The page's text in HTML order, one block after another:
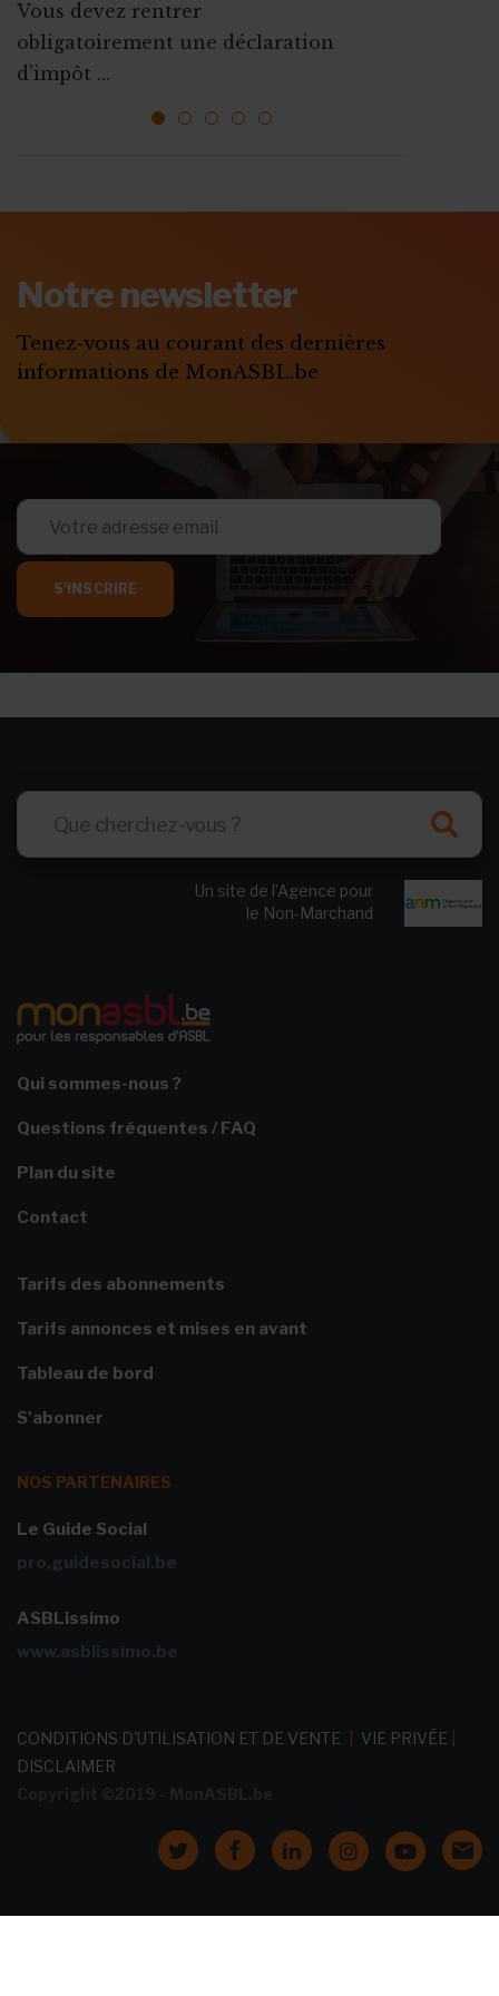
Vous devez rentrer
obligatoirement une déclaration
d’impôt ...
Que ce soit pour augmenter vos
ressources, vous faire connaî...
La plupart des mesures d’aides à
l’emploi sont mises ...
1 2 3 4
S'ABONNER
Notre newsletter
Tenez-vous au courant des dernières
informations de MonASBL.be
S'INSCRIRE
Un site de l’Agence pour
le Non-Marchand
Qui sommes-nous ?
Questions fréquentes / FAQ
Plan du site
Contact
Tarifs des abonnements
Tarifs annonces et mises en avant
Tableau de bord
S'abonner
NOS PARTENAIRES
Le Guide Social
pro.guidesocial.be
ASBLissimo
www.asblissimo.be
CONDITIONS D'UTILISATION ET DE VENTE VIE PRIVÉE
DISCLAIMER